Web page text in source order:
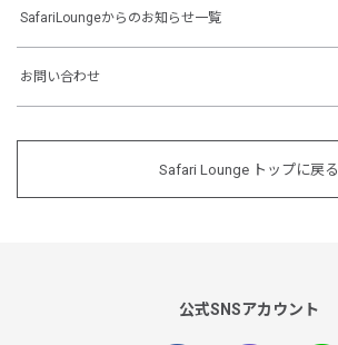
SafariLoungeからのお知らせ一覧
お問い合わせ
Safari Lounge トップに戻る
公式SNSアカウント